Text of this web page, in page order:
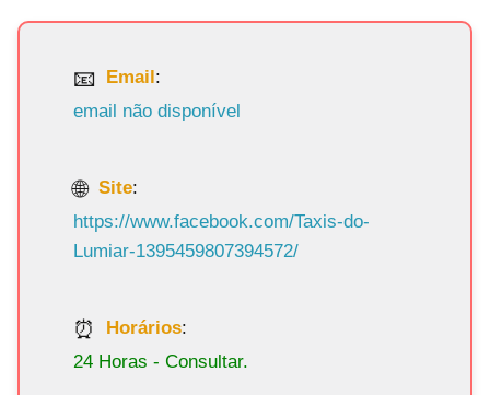
Email:
email não disponível
Site:
https://www.facebook.com/Taxis-do-
Lumiar-1395459807394572/
Horários:
24 Horas - Consultar.